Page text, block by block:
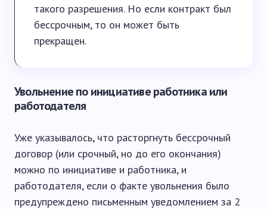
такого разрешения. Но если контракт был
бессрочным, то он может быть
прекращен.
Увольнение по инициативе работника или
работодателя
Уже указывалось, что расторгнуть бессрочный
договор (или срочный, но до его окончания)
можно по инициативе и работника, и
работодателя, если о факте увольнения было
предупреждено письменным уведомлением за 2